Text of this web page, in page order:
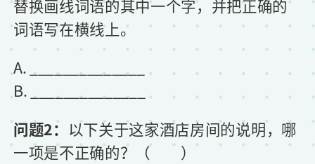
替换画线词语的其中一个字，并把正确的
词语写在横线上。
A. ______________
B. ______________
问题2： 以下关于这家酒店房间的说明，哪
一项是不正确的？（ ）